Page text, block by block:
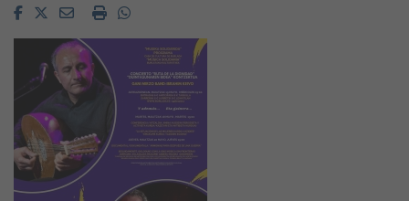
FacebookTwitterEmailImprimirWhatsapp